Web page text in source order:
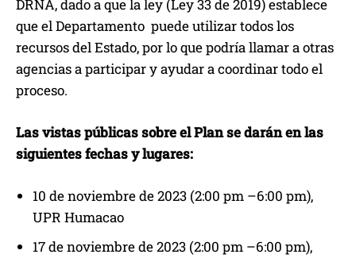
DRNA, dado a que la ley (Ley 33 de 2019) establece
que el Departamento puede utilizar todos los
recursos del Estado, por lo que podría llamar a otras
agencias a participar y ayudar a coordinar todo el
proceso.
Las vistas públicas sobre el Plan se darán en las
siguientes fechas y lugares:
10 de noviembre de 2023 (2:00 pm –6:00 pm),
UPR Humacao
17 de noviembre de 2023 (2:00 pm –6:00 pm),